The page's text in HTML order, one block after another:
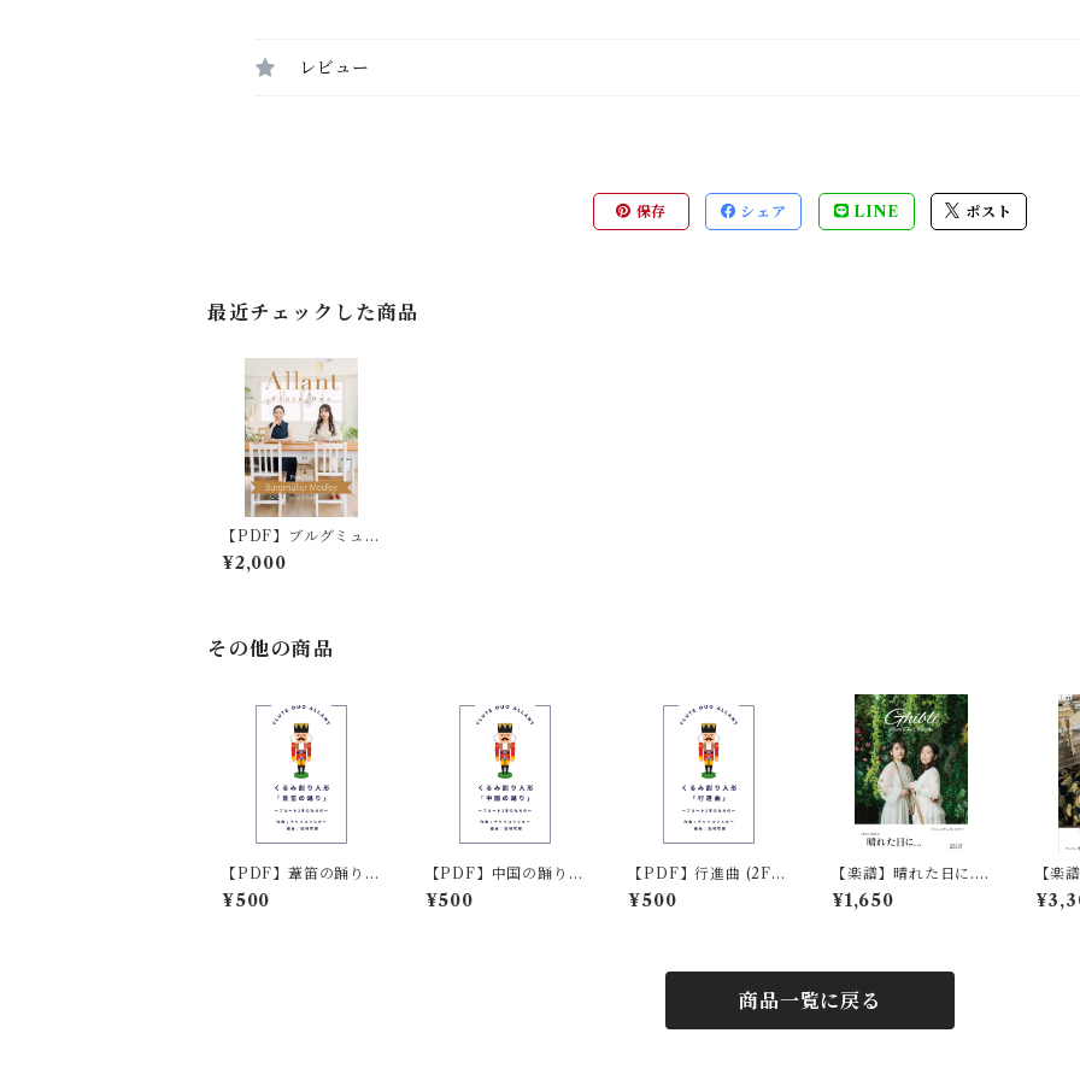
レビュー
保存 シェア LINE ポスト
最近チェックした商品
【PDF】ブルグミュラ
ーメドレー (2Fl) 編曲:
田川めぐみ
¥2,000
その他の商品
【PDF】葦笛の踊り
(2Fl) くるみ割り人形
¥500
【PDF】中国の踊り
(2Fl) くるみ割り人形
¥500
【PDF】行進曲 (2Fl)
くるみ割り人形
¥500
【楽譜】晴れた日に...
(2Fl＋Pf)魔女の宅急
便 ジブリ
¥1,650
【楽
(2Fl
ト作
商品一覧に戻る